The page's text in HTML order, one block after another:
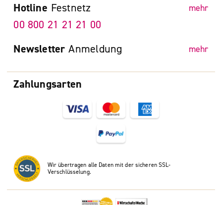
Zahlungsarten
Wir übertragen alle Daten mit der sicheren SSL-
Verschlüsselung.
Hotline Festnetz mehr
00 800 21 21 21 00
Newsletter Anmeldung mehr